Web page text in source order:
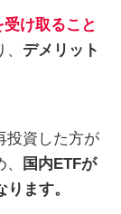
受け取ること
デメリット
投資した方が
国内ETFが
ます。